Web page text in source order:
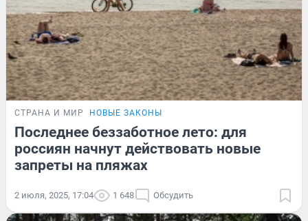
СТРАНА И МИР НОВЫЕ ЗАКОНЫ
Последнее беззаботное лето: для
россиян начнут действовать новые
запреты на пляжах
2 июля, 2025, 17:04 1 648 Обсудить